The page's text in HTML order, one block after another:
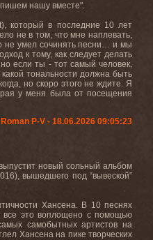
нашу вместе".
который в последние 10 лет
не в том, что мне наплевать,
не умел сочинять песни… и мы
к тому, как следует делать
если ты - тот самый человек,
тональности должна быть
но скоро этого не ждите. Я
у меня была от посещения
Roman P-V - 18.06.2026 09:05:23
новый сольный альбом
вышедшего под “вывеской”
Хансена. В 10 песнях
все это воплощено с помощью
самобытных артистов на
Хансена на пике творческих